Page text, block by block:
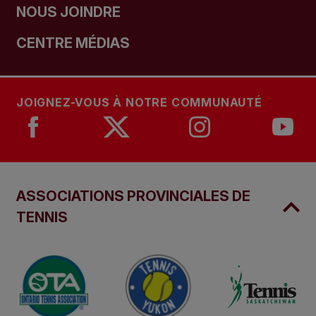
NOUS JOINDRE
CENTRE MÉDIAS
JOIGNEZ-VOUS À NOTRE COMMUNAUTÉ
ASSOCIATIONS PROVINCIALES DE
TENNIS